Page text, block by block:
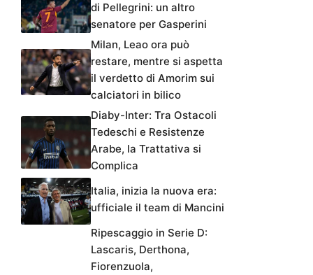
di Pellegrini: un altro
senatore per Gasperini
Milan, Leao ora può
restare, mentre si aspetta
il verdetto di Amorim sui
calciatori in bilico
Diaby-Inter: Tra Ostacoli
Tedeschi e Resistenze
Arabe, la Trattativa si
Complica
Italia, inizia la nuova era:
ufficiale il team di Mancini
Ripescaggio in Serie D:
Lascaris, Derthona,
Fiorenzuola,